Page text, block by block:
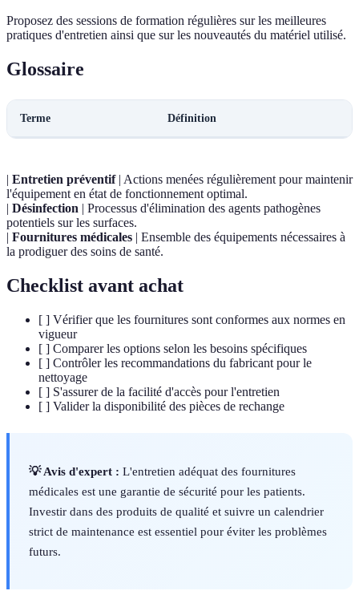
Proposez des sessions de formation régulières sur les meilleures
pratiques d'entretien ainsi que sur les nouveautés du matériel utilisé.
Glossaire
Terme Définition
| Entretien préventif| Actions menées régulièrement pour maintenir
l'équipement en état de fonctionnement optimal.
| Désinfection | Processus d'élimination des agents pathogènes
potentiels sur les surfaces.
| Fournitures médicales | Ensemble des équipements nécessaires à
la prodiguer des soins de santé.
Checklist avant achat
[ ] Vérifier que les fournitures sont conformes aux normes en
vigueur
[ ] Comparer les options selon les besoins spécifiques
[ ] Contrôler les recommandations du fabricant pour le
nettoyage
[ ] S'assurer de la facilité d'accès pour l'entretien
[ ] Valider la disponibilité des pièces de rechange
💡 Avis d'expert : L'entretien adéquat des fournitures
médicales est une garantie de sécurité pour les patients.
Investir dans des produits de qualité et suivre un calendrier
strict de maintenance est essentiel pour éviter les problèmes
futurs.